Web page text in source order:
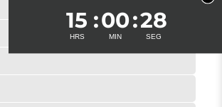
15 00 26